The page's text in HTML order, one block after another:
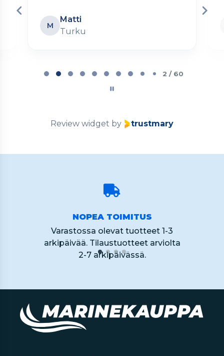
M
Matti
Turku
2 / 60
Review widget by trustmary
NOPEA TOIMITUS
Varastossa olevat tuotteet 1-3
arkipäivää. Tilaustuotteet arviolta
2-7 arkipäivässä.